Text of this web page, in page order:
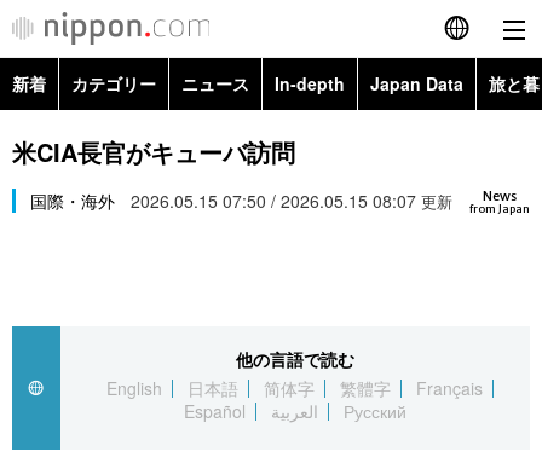
English
繁體字
العربية
新着 カテゴリー ニュース In-depth Japan Data 旅と
政治・外交
経済・ビジネス
社会
文化
科学・技術
Images
お知らせ
米CIA長官がキューバ訪問
News
from Japan
国際・海外 2026.05.15 07:50 / 2026.05.15 08:07 更新
他の言語で読む
English
日本語 简体字 繁體字
Français
Español
العربية Русский